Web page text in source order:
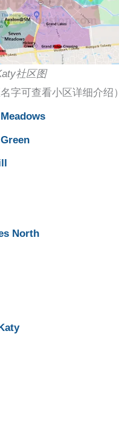
社区图
字可查看小区详细介绍）
North